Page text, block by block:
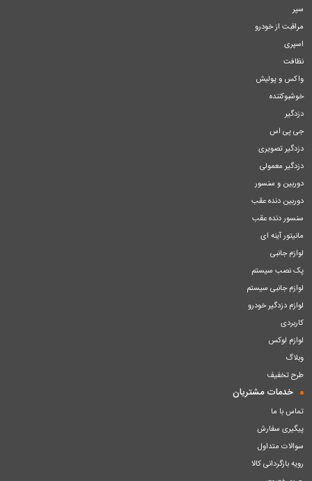
سپر
مراقبت از خودرو
اسپری
نظافت
واکس و پولیش
خوشبوکننده
دزدگیر
جی پی اس
دزدگیر تصویری
دزدگیر معمولی
دوربین و سنسور
دوربین دنده عقب
سنسور دنده عقب
مانیتور آینه ای
لوازم جانبی
پک نصب سیستم
لوازم جانبی سیستم
لوازم دزدگیر خودرو
کاربردی
لوازم لوکس
وبلاگ
طرح تخفیف
خدمات مشتریان
تماس با ما
پیگیری سفارش
سوالات متداول
رویه بازگردانی کالا